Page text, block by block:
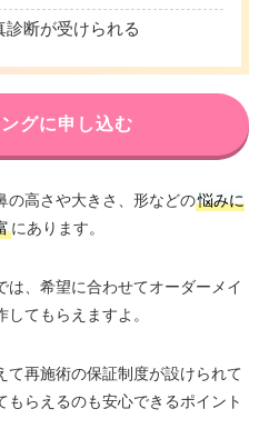
診断が受けられる
グに申し込む
の高さや大きさ、形などの悩みに
にあります。
は、希望に合わせてオーダーメイ
てもらえますよ。
て再施術の保証制度が設けられて
もらえるのも安心できるポイント